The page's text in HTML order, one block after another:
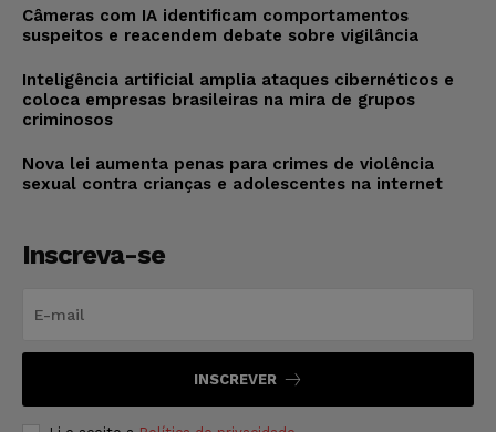
Câmeras com IA identificam comportamentos
suspeitos e reacendem debate sobre vigilância
Inteligência artificial amplia ataques cibernéticos e
coloca empresas brasileiras na mira de grupos
criminosos
Nova lei aumenta penas para crimes de violência
sexual contra crianças e adolescentes na internet
Inscreva-se
INSCREVER